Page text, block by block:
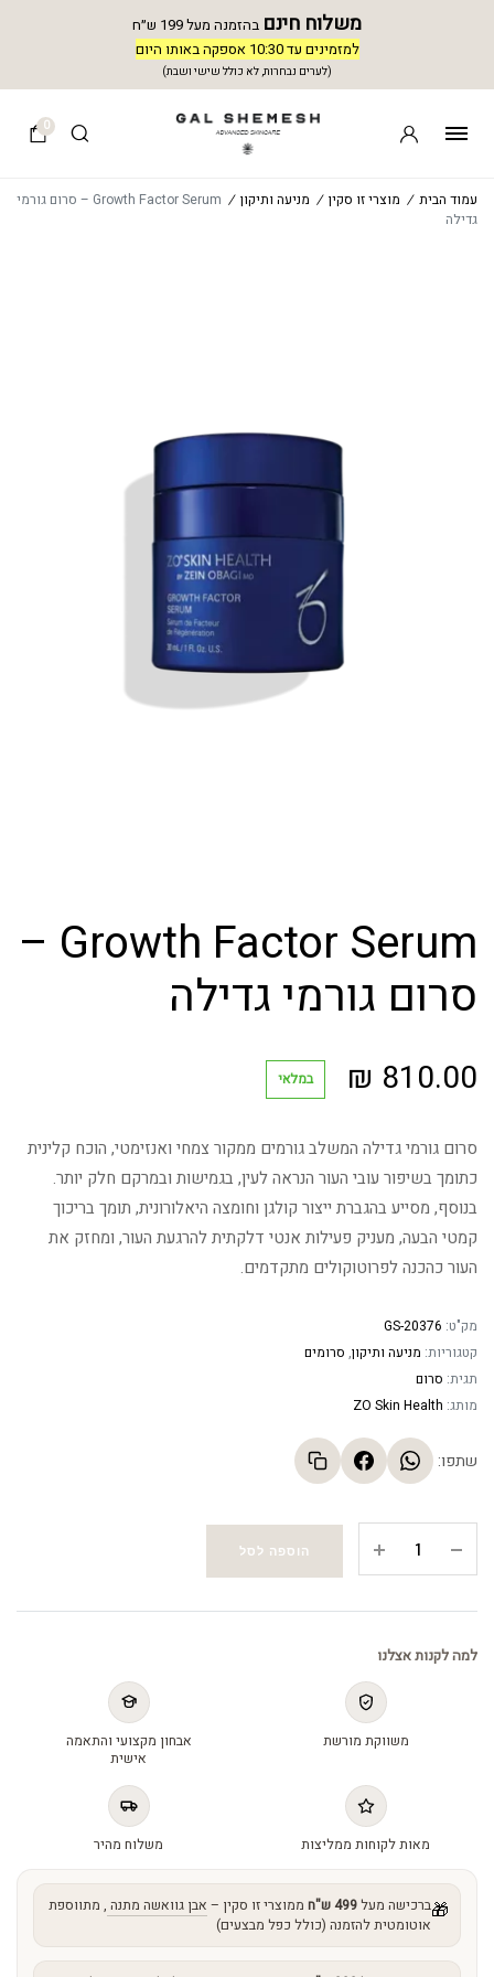
משלוח חינם בהזמנה מעל 199 ש״ח
למזמינים עד 10:30 אספקה באותו היום
(לערים נבחרות, לא כולל שישי ושבת)
0
עמוד הבית / מוצרי זו סקין / מניעה ותיקון /
Growth Factor Serum – סרום גורמי
גדילה
Growth Factor Serum –
סרום גורמי גדילה
810.00
₪ במלאי
סרום גורמי גדילה המשלב גורמים ממקור צמחי ואנזימטי, הוכח קלינית
כתומך בשיפור עובי העור הנראה לעין, בגמישות ובמרקם חלק יותר.
בנוסף, מסייע בהגברת ייצור קולגן וחומצה היאלורונית, תומך בריכוך
קמטי הבעה, מעניק פעילות אנטי דלקתית להרגעת העור, ומחזק את
העור כהכנה לפרוטוקולים מתקדמים.
מק"ט: GS-20376
קטגוריות: מניעה ותיקון, סרומים
תגית: סרום
מותג: ZO Skin Health
שתפו:
Factor
-
גורמי
quantity
הוספה לסל
למה לקנות אצלנו
משווקת מורשת
אבחון מקצועי והתאמה
אישית
מאות לקוחות ממליצות משלוח מהיר
🎁ברכישה מעל499 ש"ח ממוצרי זו סקין – אבן גוואשה מתנה , מתווספת
אוטומטית להזמנה (כולל כפל מבצעים)